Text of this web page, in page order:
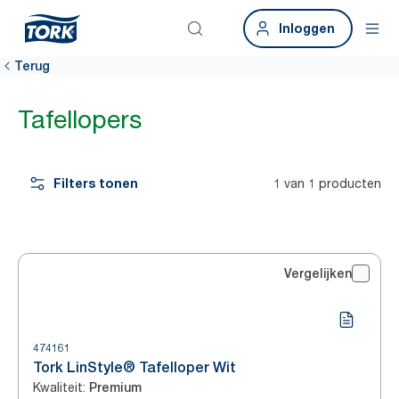
Inloggen
Terug
Tafellopers
Filters tonen 1 van 1 producten
Vergelijken
474161
Tork LinStyle® Tafelloper Wit
Kwaliteit: Premium